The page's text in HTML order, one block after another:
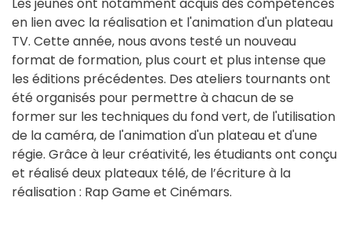
Les jeunes ont notamment acquis des compétences
en lien avec la réalisation et l'animation d'un plateau
TV. Cette année, nous avons testé un nouveau
format de formation, plus court et plus intense que
les éditions précédentes. Des ateliers tournants ont
été organisés pour permettre à chacun de se
former sur les techniques du fond vert, de l'utilisation
de la caméra, de l'animation d'un plateau et d'une
régie. Grâce à leur créativité, les étudiants ont conçu
et réalisé deux plateaux télé, de l’écriture à la
réalisation : Rap Game et Cinémars.